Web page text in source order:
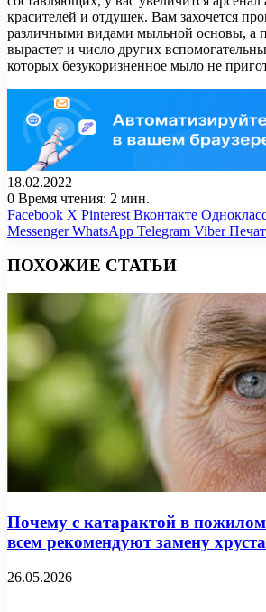
красителей и отдушек. Вам захочется
различными видами мыльной основы, а
вырастет и число других
которых безукоризненное мыло не
18.02.2022
0 Время чтения: 2 мин.
Facebook X Pinterest Вконтакте
Messenger WhatsApp Telegram Viber
ПОХОЖИЕ СТАТЬИ
Почему с катарактой в пожилом
всем рекомендуют замену
26.05.2026